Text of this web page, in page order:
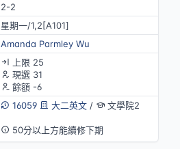
2-2
星期一/1,2[A101]
Amanda Parmley Wu
上限 25
現選 31
餘額 -6
16059
大二英文/ 文學院2
50分以上方能續修下期